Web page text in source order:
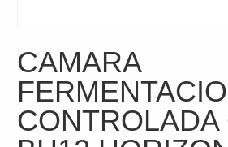
CAMARA
CONTROLADA